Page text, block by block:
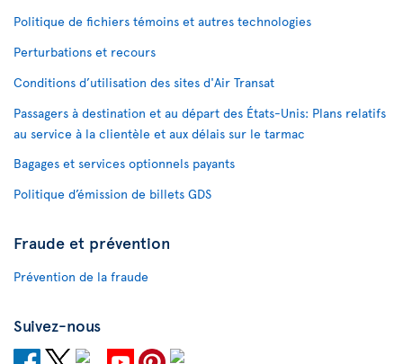
Politique de fichiers témoins et autres technologies
Perturbations et recours
Conditions d’utilisation des sites d'Air Transat
Passagers à destination et au départ des États-Unis: Plans relatifs
au service à la clientèle et aux délais sur le tarmac
Bagages et services optionnels payants
Politique d’émission de billets GDS
Fraude et prévention
Prévention de la fraude
Suivez-nous